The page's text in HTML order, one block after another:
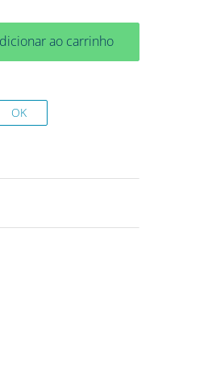
ao carrinho